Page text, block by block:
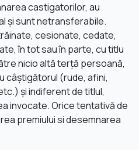
castigatorilor, au
și sunt netransferabile.
cesionate, cedate,
în tot sau în parte, cu titlu
nicio altă terță persoană,
câștigătorul (rude, afini,
și indiferent de titlul,
invocate. Orice tentativă de
premiului si desemnarea